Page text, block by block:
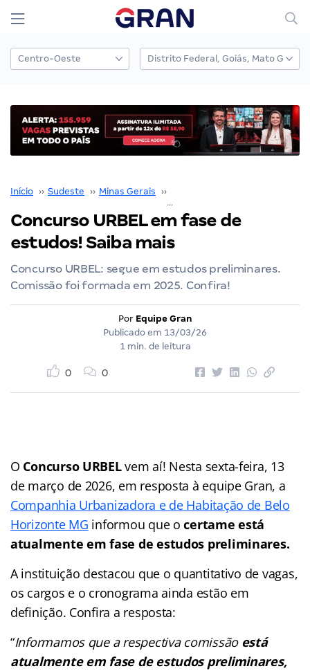
Início ›› Sudeste ›› Minas Gerais ››
Concurso URBEL em fase de
estudos! Saiba mais
Concurso URBEL: segue em estudos preliminares.
Comissão foi formada em 2025. Confira!
Por Equipe Gran
Publicado em 13/03/26
1 min. de leitura
0 0
O Concurso URBELvem aí! Nesta sexta-feira, 13
de março de 2026, em resposta à equipe Gran, a
Companhia Urbanizadora e de Habitação de Belo
Horizonte MG informou que ocertame está
atualmente em fase de estudos preliminares.
A instituição destacou que o quantitativo de vagas,
os cargos e o cronograma ainda estão em
definição. Confira a resposta:
“Informamos que a respectiva comissão está
atualmente em fase de estudos preliminares,